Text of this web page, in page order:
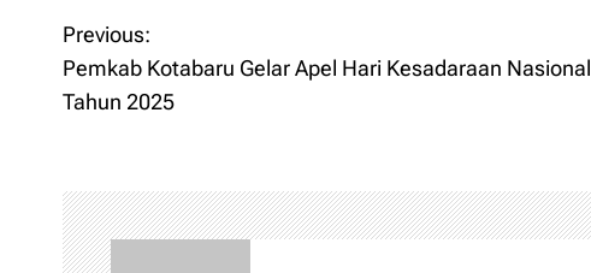
P
o
t
n
Previous:
Pemkab Kotabaru Gelar Apel Hari Kesadaraan Nasional
Tahun 2025